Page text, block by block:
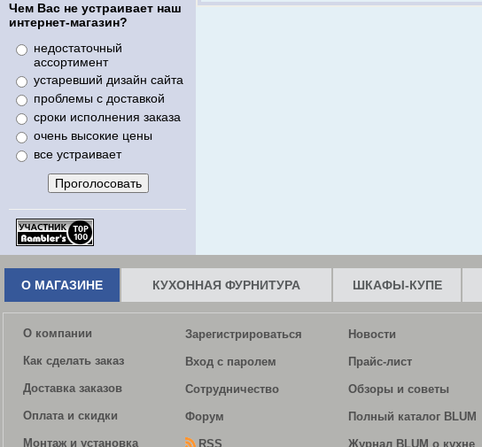
Чем Вас не устраивает наш
интернет-магазин?
недостаточный
ассортимент
устаревший дизайн сайта
проблемы с доставкой
сроки исполнения заказа
очень высокие цены
все устраивает
О МАГАЗИНЕ КУХОННАЯ ФУРНИТУРА ШКАФЫ-КУПЕ
О компании
Как сделать заказ
Доставка заказов
Оплата и скидки
Монтаж и установка
Зарегистрироваться
Вход с паролем
Сотрудничество
Форум
RSS
Новости
Прайс-лист
Обзоры и советы
Полный каталог BLUM
Журнал BLUM о кухне